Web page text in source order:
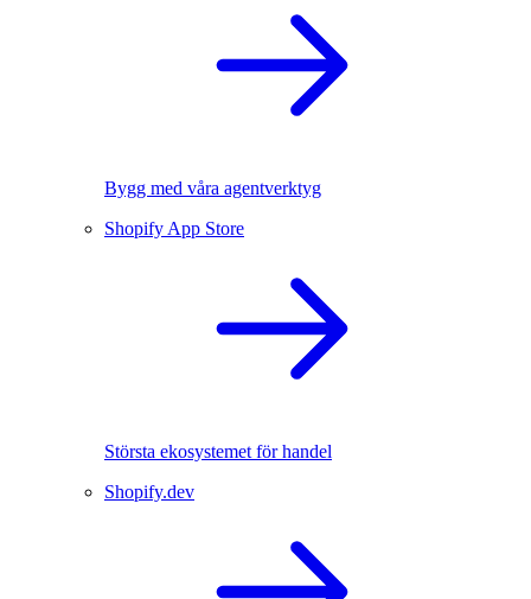
Bygg med våra agentverktyg
Shopify App Store
Största ekosystemet för handel
Shopify.dev